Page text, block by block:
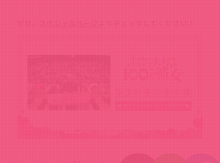
ぜひ、 スペシャルページ よりチェックしてください！